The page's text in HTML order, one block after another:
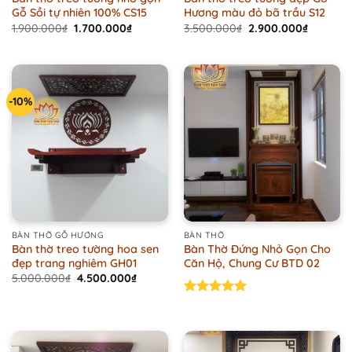
Gỗ Sồi tự nhiên 100% CS15
1.900.000₫ Original
1.700.000₫Current
Hương màu đỏ bã trầu S12
3.500.000₫ Original
2.900.000₫Current
-10%
BÀN THỜ GỖ HƯƠNG
Bàn thờ treo tường hoa sen
đẹp trang nghiêm GH01
5.000.000₫ Original
4.500.000₫Current
BÀN THỜ
Bàn Thờ Đứng Nhỏ Gọn Cho
Căn Hộ, Chung Cư BTD 02